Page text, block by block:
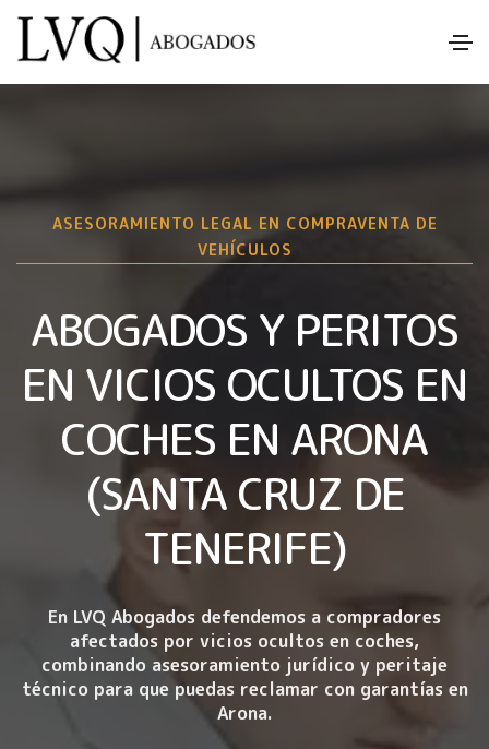
ASESORAMIENTO LEGAL EN COMPRAVENTA DE
VEHÍCULOS
ABOGADOS Y PERITOS
EN VICIOS OCULTOS EN
COCHES EN ARONA
(SANTA CRUZ DE
TENERIFE)
En LVQ Abogados defendemos a compradores
afectados por vicios ocultos en coches,
combinando asesoramiento jurídico y peritaje
técnico para que puedas reclamar con garantías en
Arona.